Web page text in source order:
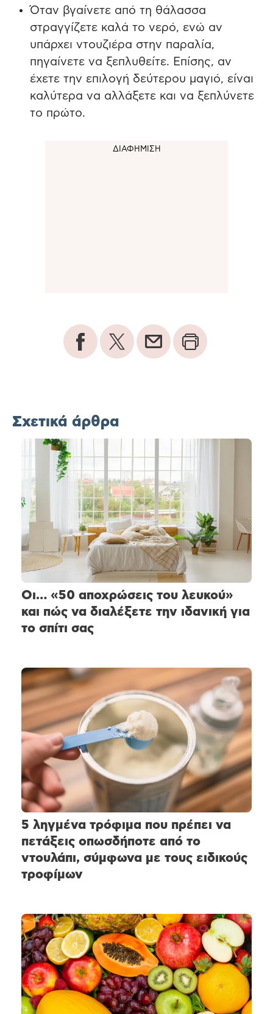
Όταν βγαίνετε από τη θάλασσα
στραγγίζετε καλά το νερό, ενώ αν
υπάρχει ντουζιέρα στην παραλία,
πηγαίνετε να ξεπλυθείτε. Επίσης, αν
έχετε την επιλογή δεύτερου μαγιό, είναι
καλύτερα να αλλάξετε και να ξεπλύνετε
το πρώτο.
Σχετικά άρθρα
Οι… «50 αποχρώσεις του λευκού»
και πώς να διαλέξετε την ιδανική για
το σπίτι σας
5 ληγμένα τρόφιμα που πρέπει να
πετάξεις οπωσδήποτε από το
ντουλάπι, σύμφωνα με τους ειδικούς
τροφίμων